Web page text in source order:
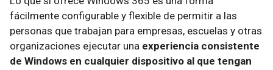
fácilmente configurable y flexible de permitir a las
personas que trabajan para empresas, escuelas y otras
organizaciones ejecutar una experiencia consistente
de Windows en cualquier dispositivo al que tengan